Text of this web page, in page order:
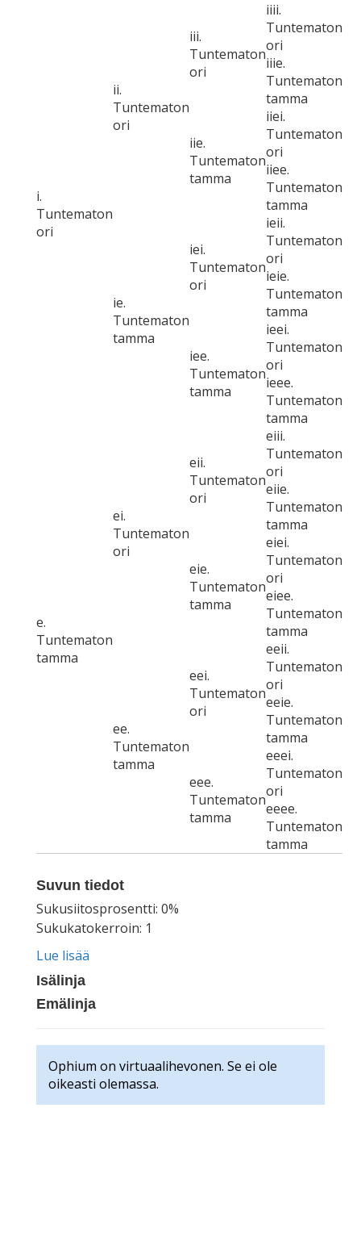
i.
Tuntematon
ori
ii.
Tuntematon
ori
iii.
Tuntematon
ori
iiii.
Tuntematon
ori
iiie.
Tuntematon
tamma
iie.
Tuntematon
tamma
iiei.
Tuntematon
ori
iiee.
Tuntematon
tamma
ie.
Tuntematon
tamma
iei.
Tuntematon
ori
ieii.
Tuntematon
ori
ieie.
Tuntematon
tamma
iee.
Tuntematon
tamma
ieei.
Tuntematon
ori
ieee.
Tuntematon
tamma
e.
Tuntematon
tamma
ei.
Tuntematon
ori
eii.
Tuntematon
ori
eiii.
Tuntematon
ori
eiie.
Tuntematon
tamma
eie.
Tuntematon
tamma
eiei.
Tuntematon
ori
eiee.
Tuntematon
tamma
ee.
Tuntematon
tamma
eei.
Tuntematon
ori
eeii.
Tuntematon
ori
eeie.
Tuntematon
tamma
eee.
Tuntematon
tamma
eeei.
Tuntematon
ori
eeee.
Tuntematon
tamma
Suvun tiedot
Sukusiitosprosentti: 0%
Sukukatokerroin: 1
Lue lisää
Isälinja
Emälinja
Ophium on virtuaalihevonen. Se ei ole
oikeasti olemassa.